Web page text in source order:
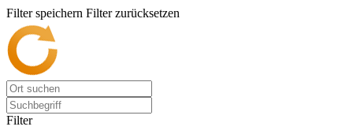
Filter speichern Filter zurücksetzen
Filter